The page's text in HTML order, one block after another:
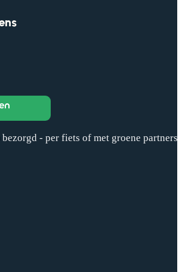
- per fiets of met groene partners